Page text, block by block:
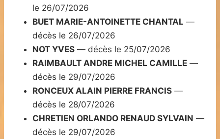
le 26/07/2026
BUET MARIE-ANTOINETTE CHANTAL —
décès le 26/07/2026
NOT YVES — décès le 25/07/2026
RAIMBAULT ANDRE MICHEL CAMILLE —
décès le 29/07/2026
RONCEUX ALAIN PIERRE FRANCIS —
décès le 28/07/2026
CHRETIEN ORLANDO RENAUD SYLVAIN —
décès le 29/07/2026